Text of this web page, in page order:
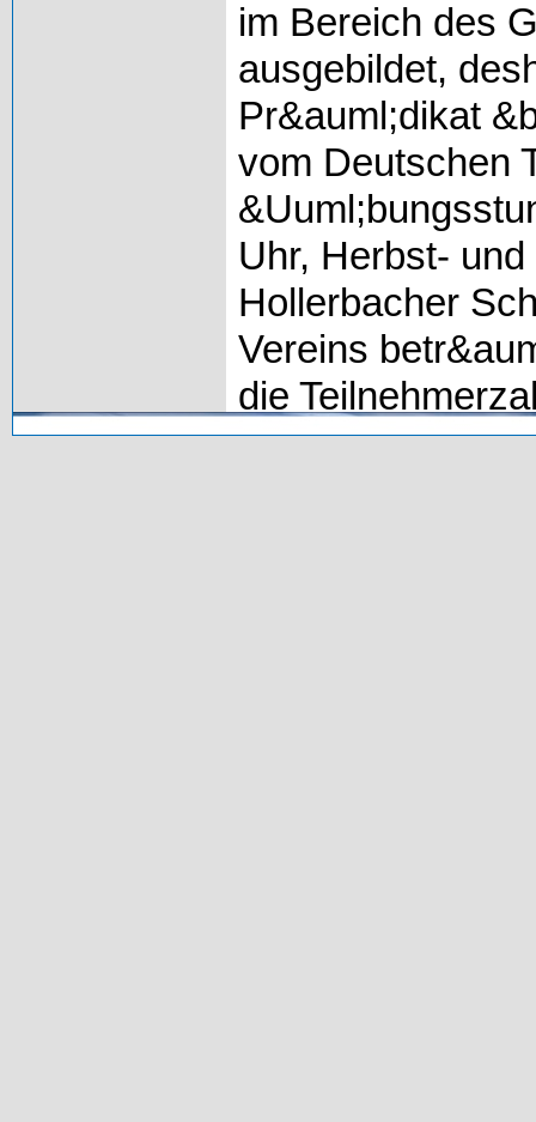
im Bereich des
ausgebildet,
Pr&auml;dikat
vom Deutschen
Uhr, Herbst-
Hollerbacher
Vereins
die